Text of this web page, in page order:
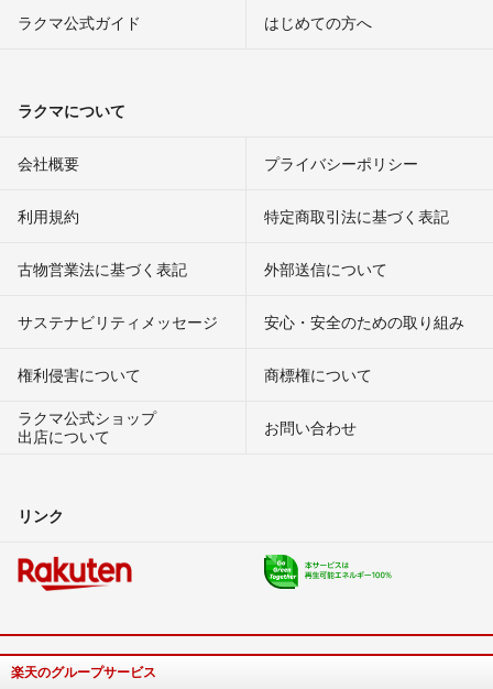
ラクマ公式ガイド はじめての方へ
ラクマについて
会社概要 プライバシーポリシー
利用規約 特定商取引法に基づく表記
古物営業法に基づく表記 外部送信について
サステナビリティメッセージ 安心・安全のための取り組み
権利侵害について
商標権について
ラクマ公式ショップ
出店について
お問い合わせ
リンク
楽天のグループサービス